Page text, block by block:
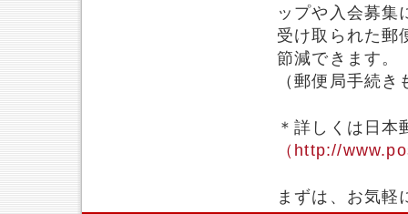
ップや入会募集
受け取られた郵
節減できます。
（郵便局手続
＊詳しくは日
（http://
まずは、お気軽